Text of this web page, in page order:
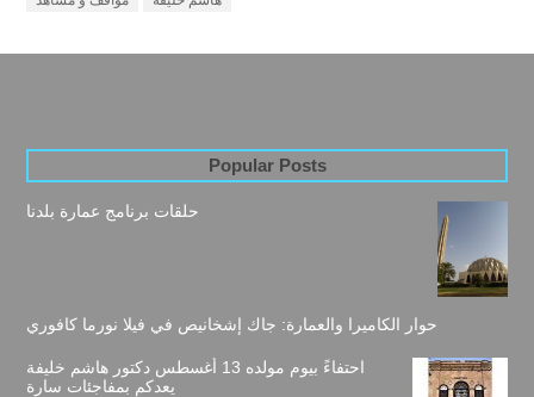
Popular Posts
حلقات برنامج عمارة بلدنا
حوار الكاميرا والعمارة: جاك إشخانيص في فيلا نورما كافوري
احتفاءً بيوم مولده 13 أغسطس دكتور هاشم خليفة
يعدكم بمفاجئات سارة